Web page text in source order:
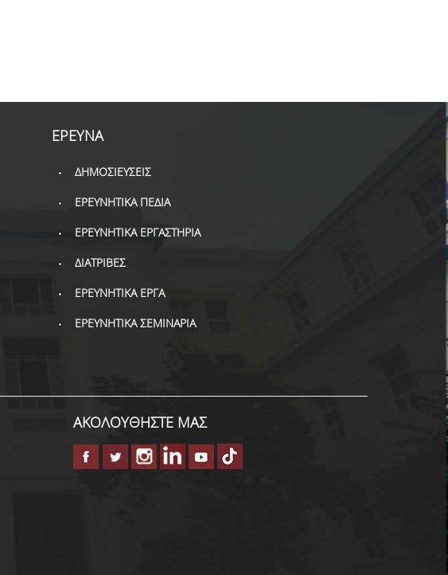
ΕΡΕΥΝΑ
ΔΗΜΟΣΙΕΥΣΕΙΣ
ΕΡΕΥΝΗΤΙΚΑ ΠΕΔΙΑ
ΕΡΕΥΝΗΤΙΚΑ ΕΡΓΑΣΤΗΡΙΑ
ΔΙΑΤΡΙΒΕΣ
ΕΡΕΥΝΗΤΙΚΑ ΕΡΓΑ
ΕΡΕΥΝΗΤΙΚΑ ΣΕΜΙΝΑΡΙΑ
ΑΚΟΛΟΥΘΗΣΤΕ ΜΑΣ